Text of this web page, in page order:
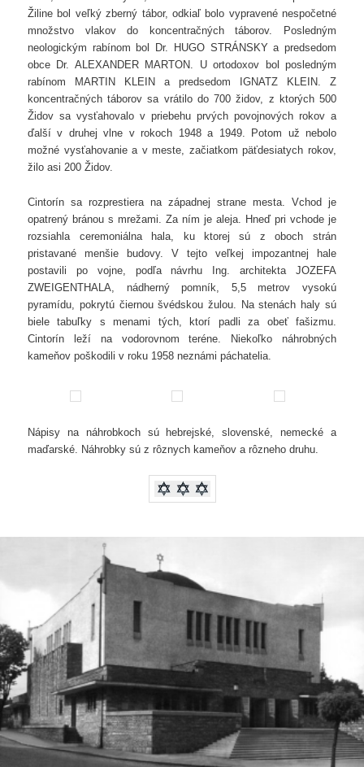
Žiline bol veľký zberný tábor, odkiaľ bolo vypravené nespočetné
množstvo vlakov do koncentračných táborov. Posledným
neologickým rabínom bol Dr. HUGO STRÁNSKY a predsedom
obce Dr. ALEXANDER MARTON. U ortodoxov bol posledným
rabínom MARTIN KLEIN a predsedom IGNATZ KLEIN. Z
koncentračných táborov sa vrátilo do 700 židov, z ktorých 500
Židov sa vysťahovalo v priebehu prvých povojnových rokov a
ďalší v druhej vlne v rokoch 1948 a 1949. Potom už nebolo
možné vysťahovanie a v meste, začiatkom päťdesiatych rokov,
žilo asi 200 Židov.
Cintorín sa rozprestiera na západnej strane mesta. Vchod je
opatrený bránou s mrežami. Za ním je aleja. Hneď pri vchode je
rozsiahla ceremoniálna hala, ku ktorej sú z oboch strán
pristavané menšie budovy. V tejto veľkej impozantnej hale
postavili po vojne, podľa návrhu Ing. architekta JOZEFA
ZWEIGENTHALA, nádherný pomník, 5,5 metrov vysokú
pyramídu, pokrytú čiernou švédskou žulou. Na stenách haly sú
biele tabuľky s menami tých, ktorí padli za obeť fašizmu.
Cintorín leží na vodorovnom teréne. Niekoľko náhrobných
kameňov poškodili v roku 1958 neznámi páchatelia.
Nápisy na náhrobkoch sú hebrejské, slovenské, nemecké a
maďarské. Náhrobky sú z rôznych kameňov a rôzneho druhu.